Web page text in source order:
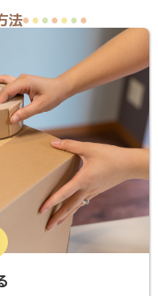
法